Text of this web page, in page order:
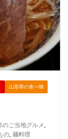
山形県の食べ物
のご当地グルメ,
の, 麺料理